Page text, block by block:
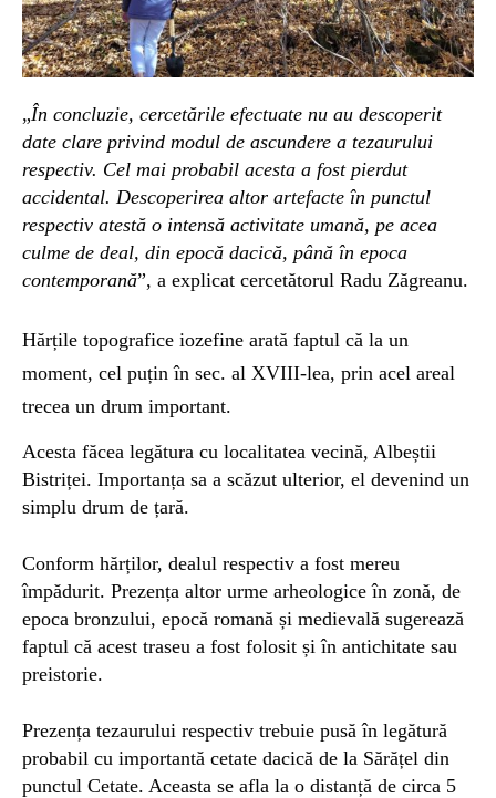
„În concluzie, cercetările efectuate nu au descoperit
date clare privind modul de ascundere a tezaurului
respectiv. Cel mai probabil acesta a fost pierdut
accidental. Descoperirea altor artefacte în punctul
respectiv atestă o intensă activitate umană, pe acea
culme de deal, din epocă dacică, până în epoca
contemporană”, a explicat cercetătorul Radu Zăgreanu.
Hărțile topografice iozefine arată faptul că la un
moment, cel puțin în sec. al XVIII-lea, prin acel areal
trecea un drum important.
Acesta făcea legătura cu localitatea vecină, Albeștii
Bistriței. Importanța sa a scăzut ulterior, el devenind un
simplu drum de țară.
Conform hărților, dealul respectiv a fost mereu
împădurit. Prezența altor urme arheologice în zonă, de
epoca bronzului, epocă romană și medievală sugerează
faptul că acest traseu a fost folosit și în antichitate sau
preistorie.
Prezența tezaurului respectiv trebuie pusă în legătură
probabil cu importantă cetate dacică de la Sărățel din
punctul Cetate. Aceasta se afla la o distanță de circa 5